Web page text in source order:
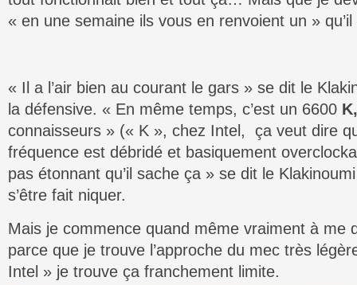
« en une semaine ils vous en renvoient un »
« Il a l’air bien au courant le gars » se dit le
la défensive. « En même temps, c’est un 6600
connaisseurs » (« K », chez Intel, ça veut dire
fréquence est débridé et basiquement
pas étonnant qu’il sache ça » se dit le
s’être fait niquer.
Mais je commence quand même vraiment à me
parce que je trouve l’approche du mec très
Intel » je trouve ça franchement limite.